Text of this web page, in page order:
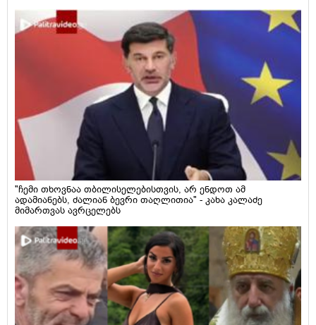
"ჩემი თხოვნაა თბილისელებისთვის, არ ენდოთ ამ
ადამიანებს, ძალიან ბევრი თაღლითია" - კახა კალაძე
მიმართვას ავრცელებს